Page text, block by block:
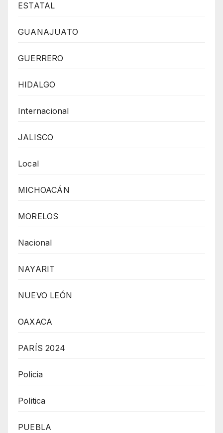
ESTATAL
GUANAJUATO
GUERRERO
HIDALGO
Internacional
JALISCO
Local
MICHOACÁN
MORELOS
Nacional
NAYARIT
NUEVO LEÓN
OAXACA
PARÍS 2024
Policia
Politica
PUEBLA